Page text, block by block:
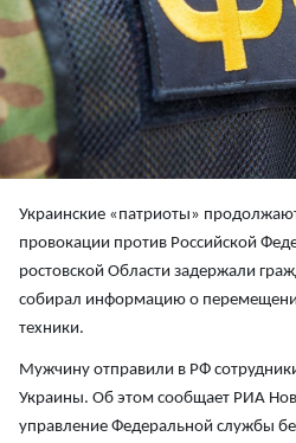
Украинские «патриоты»
провокации против Российской
ростовской Области задержали
собирал информацию о
техники.
Мужчину отправили в РФ
Украины. Об этом сообщает РИА
управление Федеральной службы